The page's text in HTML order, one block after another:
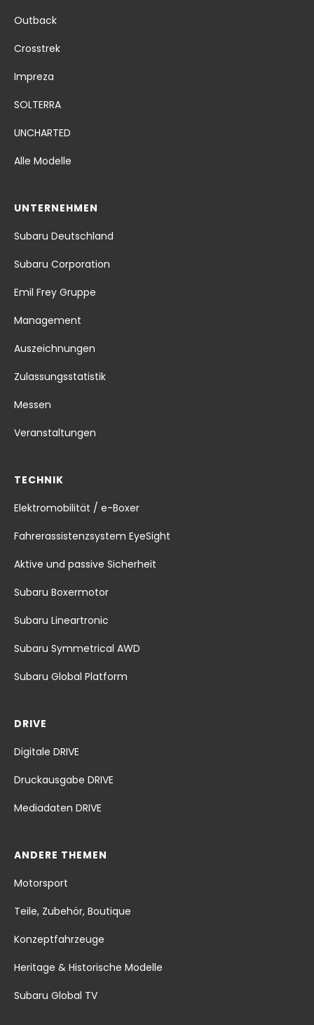
Outback
Crosstrek
Impreza
SOLTERRA
UNCHARTED
Alle Modelle
UNTERNEHMEN
Subaru Deutschland
Subaru Corporation
Emil Frey Gruppe
Management
Auszeichnungen
Zulassungsstatistik
Messen
Veranstaltungen
TECHNIK
Elektromobilität / e-Boxer
Fahrerassistenzsystem EyeSight
Aktive und passive Sicherheit
Subaru Boxermotor
Subaru Lineartronic
Subaru Symmetrical AWD
Subaru Global Platform
DRIVE
Digitale DRIVE
Druckausgabe DRIVE
Mediadaten DRIVE
ANDERE THEMEN
Motorsport
Teile, Zubehör, Boutique
Konzeptfahrzeuge
Heritage & Historische Modelle
Subaru Global TV